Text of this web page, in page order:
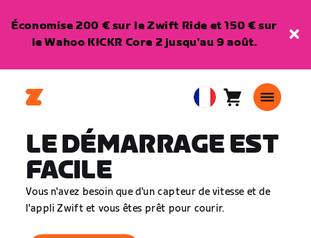
Économise 200 € sur le Zwift Ride et 150 € sur
le Wahoo KICKR Core 2 jusqu'au 9 août.
European
Français
Panier0
LE DÉMARRAGE EST
FACILE
Vous n'avez besoin que d'un capteur de vitesse et de
l'appli Zwift et vous êtes prêt pour courir.